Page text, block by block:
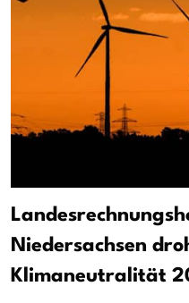
Niedersachsen
Klimaneutralität